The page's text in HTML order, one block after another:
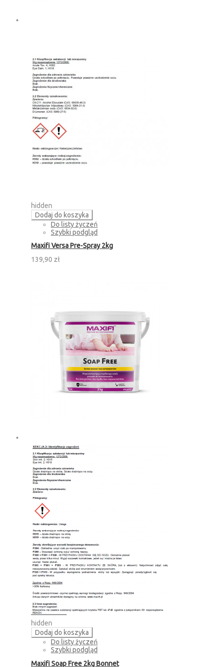
hidden
Dodaj do koszyka
Do listy życzeń
Szybki podgląd
Maxifi Versa Pre-Spray 2kg
139,90 zł
hidden
Dodaj do koszyka
Do listy życzeń
Szybki podgląd
Maxifi Soap Free 2kg Bonnet